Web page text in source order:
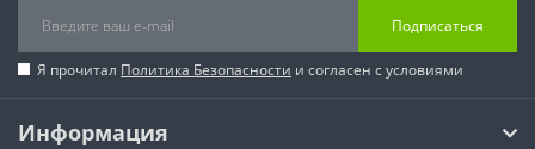
Подписаться
Я прочитал Политика Безопасности и согласен с условиями
Информация